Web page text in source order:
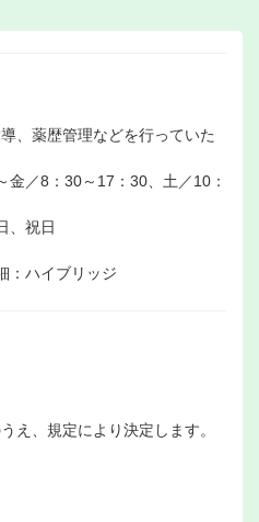
、薬歴管理などを行っていた
／8：30～17：30、土／10：
、祝日
：ハイブリッジ
え、規定により決定します。